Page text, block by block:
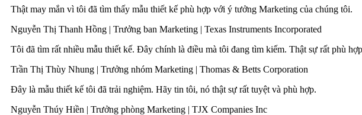
Thật may mắn vì tôi đã tìm thấy mẫu thiết kế phù hợp với ý tưởng Marketing của chúng tôi.
Nguyễn Thị Thanh Hồng | Trưởng ban Marketing | Texas Instruments Incorporated
Tôi đã tìm rất nhiều mẫu thiết kế. Đây chính là điều mà tôi đang tìm kiếm. Thật sự rất phù
Trần Thị Thùy Nhung | Trưởng nhóm Marketing | Thomas & Betts Corporation
Đây là mẫu thiết kế tôi đã trải nghiệm. Hãy tin tôi, nó thật sự rất tuyệt và phù hợp.
Nguyễn Thúy Hiền | Trưởng phòng Marketing | TJX Companies Inc